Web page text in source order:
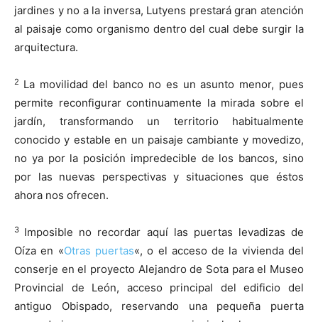
jardines y no a la inversa, Lutyens prestará gran atención
al paisaje como organismo dentro del cual debe surgir la
arquitectura.
2 La movilidad del banco no es un asunto menor, pues
permite reconfigurar continuamente la mirada sobre el
jardín, transformando un territorio habitualmente
conocido y estable en un paisaje cambiante y movedizo,
no ya por la posición impredecible de los bancos, sino
por las nuevas perspectivas y situaciones que éstos
ahora nos ofrecen.
3 Imposible no recordar aquí las puertas levadizas de
Oíza en «Otras puertas«, o el acceso de la vivienda del
conserje en el proyecto Alejandro de Sota para el Museo
Provincial de León, acceso principal del edificio del
antiguo Obispado, reservando una pequeña puerta